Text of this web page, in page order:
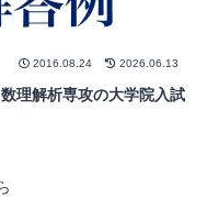
2016.08.24 2026.06.13
理解析専攻の大学院入試